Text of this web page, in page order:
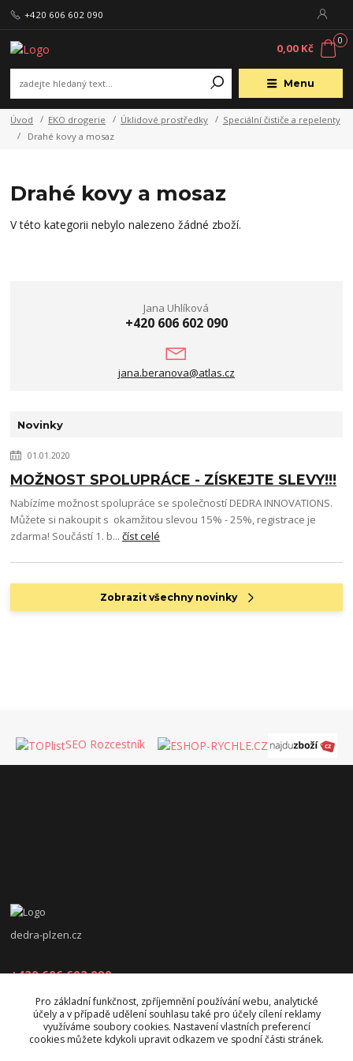
Menu
+420 606 602 090
0
0,00 Kč
Úvod EKO drogerie Úklidové prostředky
Speciální čističe a repelenty
Drahé kovy a mosaz
Drahé kovy a mosaz
V této kategorii nebylo nalezeno žádné zboží.
Jana Uhlíková
+420 606 602 090
jana.beranova@atlas.cz
Novinky
01.01.2020
MOŽNOST SPOLUPRÁCE - ZÍSKEJTE SLEVY!!!
Nabízíme možnost spolupráce se společností DEDRA INNOVATIONS.
Můžete si nakoupit s okamžitou slevou 15% - 25%, registrace je
zdarma! Součástí 1. b...číst celé
Zobrazit všechny novinky
SEO Rozcestník
dedra-plzen.cz
+420 606 602 090
jana.beranova@atlas.cz
Pro základní funkčnost, zpříjemnění používání webu, analytické
účely a v případě udělení souhlasu také pro účely cílení reklamy
využíváme soubory cookies. Nastavení vlastních preferencí
cookies můžete kdykoli upravit odkazem ve spodní části stránek.